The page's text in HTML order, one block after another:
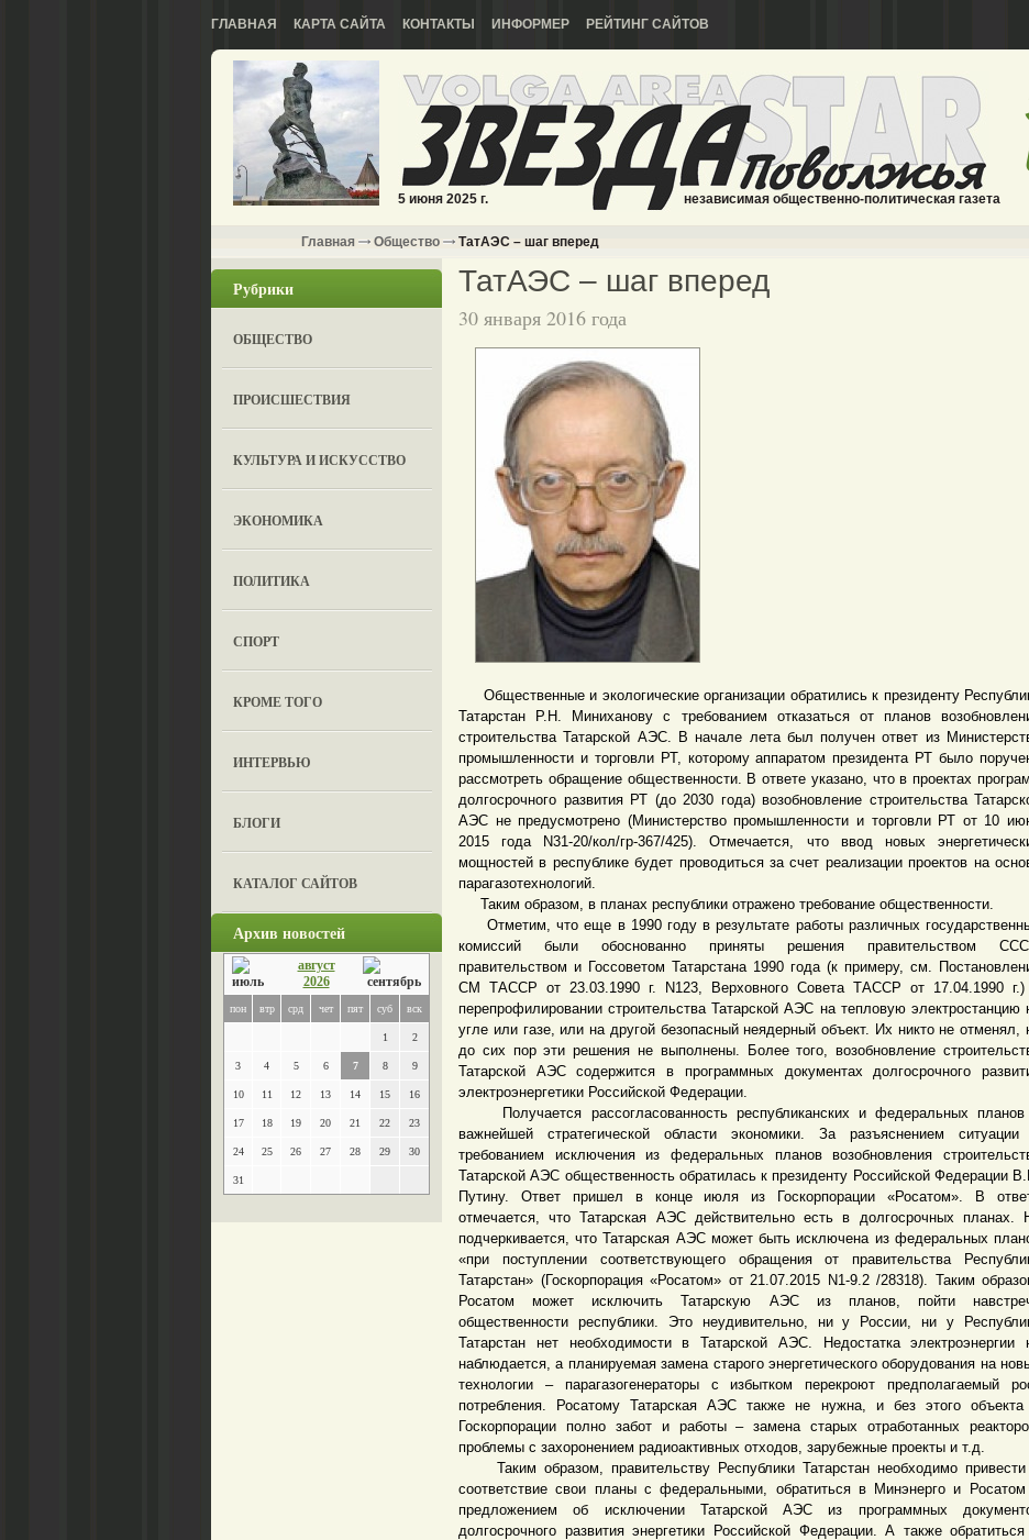
ГЛАВНАЯ КАРТА САЙТА КОНТАКТЫ ИНФОРМЕР РЕЙТИНГ САЙТОВ
5 июня 2025 г. независимая общественно-политическая газета
Главная Общество ТатАЭС – шаг вперед
Рубрики
ОБЩЕСТВО
ПРОИСШЕСТВИЯ
КУЛЬТУРА И ИСКУССТВО
ЭКОНОМИКА
ПОЛИТИКА
СПОРТ
КРОМЕ ТОГО
ИНТЕРВЬЮ
БЛОГИ
КАТАЛОГ САЙТОВ
Архив новостей
август
2026
пон втр срд чет пят суб вск
1 2
3 4 5 6 7 8 9
10 11 12 13 14 15 16
17 18 19 20 21 22 23
24 25 26 27 28 29 30
31
ТатАЭС – шаг вперед
30 января 2016 года
Общественные и экологические организации обратились к президенту
Татарстан Р.Н. Миниханову с требованием отказаться от планов
строительства Татарской АЭС. В начале лета был получен ответ из
промышленности и торговли РТ, которому аппаратом президента РТ было
рассмотреть обращение общественности. В ответе указано, что в проектах
долгосрочного развития РТ (до 2030 года) возобновление строительства
АЭС не предусмотрено (Министерство промышленности и торговли РТ от 10
2015 года N31-20/кол/гр-367/425). Отмечается, что ввод новых
мощностей в республике будет проводиться за счет реализации проектов на
парагазотехнологий.
Таким образом, в планах республики отражено требование общественности.
Отметим, что еще в 1990 году в результате работы различных
комиссий были обоснованно приняты решения правительством
правительством и Госсоветом Татарстана 1990 года (к примеру, см.
СМ ТАССР от 23.03.1990 г. N123, Верховного Совета ТАССР от 17.04.1990
перепрофилировании строительства Татарской АЭС на тепловую электростанцию
угле или газе, или на другой безопасный неядерный объект. Их никто не отменял,
до сих пор эти решения не выполнены. Более того, возобновление
Татарской АЭС содержится в программных документах долгосрочного
электроэнергетики Российской Федерации.
Получается рассогласованность республиканских и федеральных
важнейшей стратегической области экономики. За разъяснением
требованием исключения из федеральных планов возобновления
Татарской АЭС общественность обратилась к президенту Российской Федерации
Путину. Ответ пришел в конце июля из Госкорпорации «Росатом». В
отмечается, что Татарская АЭС действительно есть в долгосрочных планах.
подчеркивается, что Татарская АЭС может быть исключена из федеральных
«при поступлении соответствующего обращения от правительства
Татарстан» (Госкорпорация «Росатом» от 21.07.2015 N1-9.2 /28318). Таким
Росатом может исключить Татарскую АЭС из планов, пойти
общественности республики. Это неудивительно, ни у России, ни у
Татарстан нет необходимости в Татарской АЭС. Недостатка электроэнергии
наблюдается, а планируемая замена старого энергетического оборудования на
технологии – парагазогенераторы с избытком перекроют предполагаемый
потребления. Росатому Татарская АЭС также не нужна, и без этого
Госкорпорации полно забот и работы – замена старых отработанных
проблемы с захоронением радиоактивных отходов, зарубежные проекты и т.д.
Таким образом, правительству Республики Татарстан необходимо
соответствие свои планы с федеральными, обратиться в Минэнерго и
предложением об исключении Татарской АЭС из программных
долгосрочного развития энергетики Российской Федерации. А также